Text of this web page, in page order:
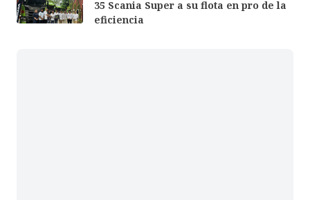
35 Scania Super a su flota en pro de la
eficiencia